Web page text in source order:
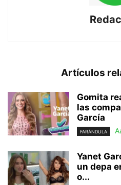
Artículos
Gomita
las
García
FARÁNDULA
Yanet
un depa
o...